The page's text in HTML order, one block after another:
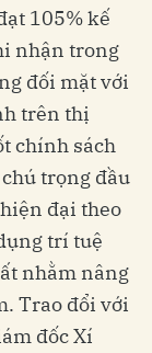
105% kế
nhận trong
đối mặt với
trên thị
chính sách
trọng đầu
đại theo
trí tuệ
nhằm nâng
Trao đổi với
đốc Xí